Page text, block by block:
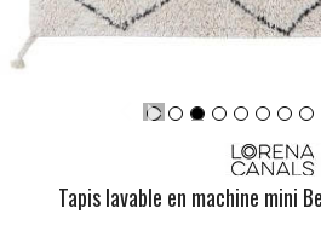
Tapis lavable en machine mini